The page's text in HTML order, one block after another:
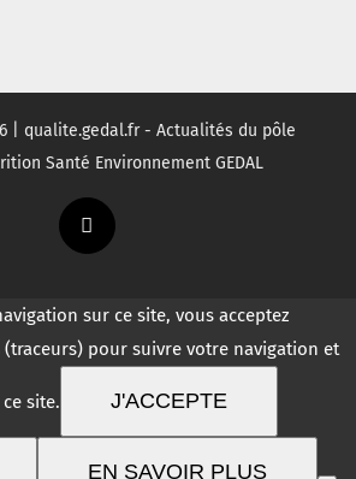
| qualite.gedal.fr - Actualités du pôle
Santé Environnement GEDAL
Twitter
sur ce site, vous acceptez
(traceurs) pour suivre votre navigation et
site. J'ACCEPTE
EN SAVOIR PLUS